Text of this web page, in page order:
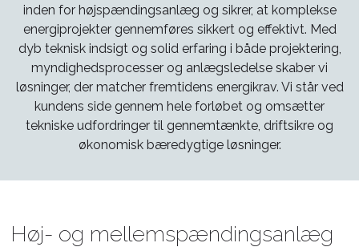
inden for højspændingsanlæg og sikrer, at komplekse
energiprojekter gennemføres sikkert og effektivt. Med
dyb teknisk indsigt og solid erfaring i både projektering,
myndighedsprocesser og anlægsledelse skaber vi
løsninger, der matcher fremtidens energikrav. Vi står ved
kundens side gennem hele forløbet og omsætter
tekniske udfordringer til gennemtænkte, driftsikre og
økonomisk bæredygtige løsninger.
Høj- og mellemspændingsanlæg